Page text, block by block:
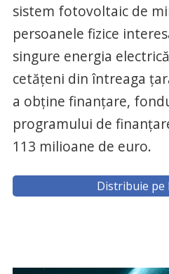
sistem fotovoltaic de
persoanele fizice
singure energia
cetățeni din întreaga
a obține finanțare,
programului de
113 milioane de euro.
Distribuie pe